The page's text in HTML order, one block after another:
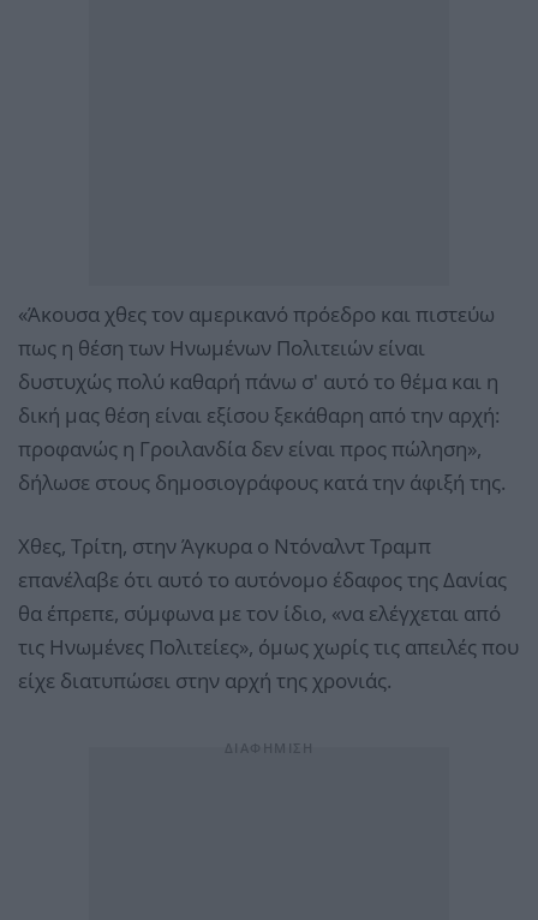
«Άκουσα χθες τον αμερικανό πρόεδρο και πιστεύω
πως η θέση των Ηνωμένων Πολιτειών είναι
δυστυχώς πολύ καθαρή πάνω σ' αυτό το θέμα και η
δική μας θέση είναι εξίσου ξεκάθαρη από την αρχή:
προφανώς η Γροιλανδία δεν είναι προς πώληση»,
δήλωσε στους δημοσιογράφους κατά την άφιξή της.
Χθες, Τρίτη, στην Άγκυρα ο Ντόναλντ Τραμπ
επανέλαβε ότι αυτό το αυτόνομο έδαφος της Δανίας
θα έπρεπε, σύμφωνα με τον ίδιο, «να ελέγχεται από
τις Ηνωμένες Πολιτείες», όμως χωρίς τις απειλές που
είχε διατυπώσει στην αρχή της χρονιάς.